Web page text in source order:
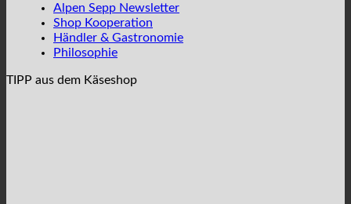
Alpen Sepp Newsletter
Shop Kooperation
Händler & Gastronomie
Philosophie
TIPP aus dem Käseshop